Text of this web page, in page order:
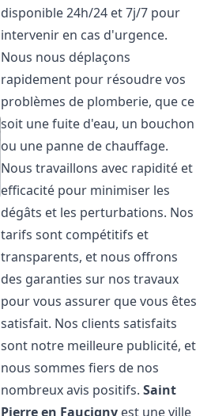
disponible 24h/24 et 7j/7 pour
intervenir en cas d'urgence.
Nous nous déplaçons
rapidement pour résoudre vos
problèmes de plomberie, que ce
soit une fuite d'eau, un bouchon
ou une panne de chauffage.
Nous travaillons avec rapidité et
efficacité pour minimiser les
dégâts et les perturbations. Nos
tarifs sont compétitifs et
transparents, et nous offrons
des garanties sur nos travaux
pour vous assurer que vous êtes
satisfait. Nos clients satisfaits
sont notre meilleure publicité, et
nous sommes fiers de nos
nombreux avis positifs.Saint
Pierre en Faucigny est une ville